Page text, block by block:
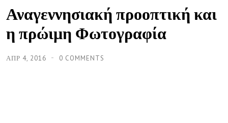
Αναγεννησιακή προοπτική και
η πρώιμη Φωτογραφία
ΑΠΡ 4, 2016 0 COMMENTS